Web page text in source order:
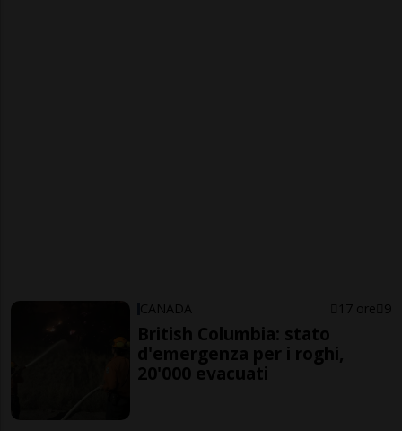
CANADA 17 ore 9
British Columbia: stato
d'emergenza per i roghi,
20'000 evacuati